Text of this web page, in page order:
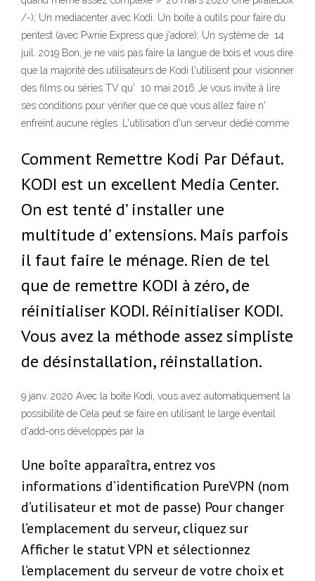
/-); Un mediacenter avec Kodi. Un boite à outils pour faire du
pentest (avec Pwnie Express que j'adore); Un système de 14
juil. 2019 Bon, je ne vais pas faire la langue de bois et vous dire
que la majorité des utilisateurs de Kodi l'utilisent pour visionner
des films ou séries TV qu' 10 mai 2016 Je vous invite à lire
ses conditions pour vérifier que ce que vous allez faire n'
enfreint aucune règles. L'utilisation d'un serveur dédié comme
Comment Remettre Kodi Par Défaut.
KODI est un excellent Media Center.
On est tenté d’ installer une
multitude d’ extensions. Mais parfois
il faut faire le ménage. Rien de tel
que de remettre KODI à zéro, de
réinitialiser KODI. Réinitialiser KODI.
Vous avez la méthode assez simpliste
de désinstallation, réinstallation.
9 janv. 2020 Avec la boîte Kodi, vous avez automatiquement la
possibilité de Cela peut se faire en utilisant le large éventail
d'add-ons développés par la
Une boîte apparaîtra, entrez vos
informations d’identification PureVPN (nom
d’utilisateur et mot de passe) Pour changer
l’emplacement du serveur, cliquez sur
Afficher le statut VPN et sélectionnez
l’emplacement du serveur de votre choix et